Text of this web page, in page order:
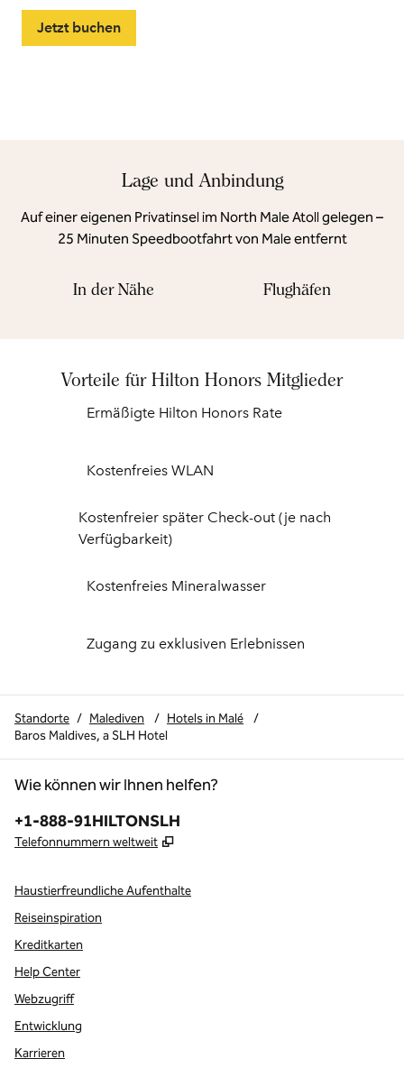
Jetzt buchen
Lage und Anbindung
Auf einer eigenen Privatinsel im North Male Atoll gelegen –
25 Minuten Speedbootfahrt von Male entfernt
In der Nähe Flughäfen
Vorteile für Hilton Honors Mitglieder
Ermäßigte Hilton Honors Rate
Kostenfreies WLAN
Kostenfreier später Check-out (je nach
Verfügbarkeit)
Kostenfreies Mineralwasser
Zugang zu exklusiven Erlebnissen
Standorte / Malediven / Hotels in Malé
/
Baros Maldives, a SLH Hotel
Wie können wir Ihnen helfen?
Telefon:
+1-888-91HILTONSLH
Telefonnummern weltweit ,
Haustierfreundliche Aufenthalte
Reiseinspiration
Kreditkarten
Help Center
Webzugriff
Entwicklung
Karrieren